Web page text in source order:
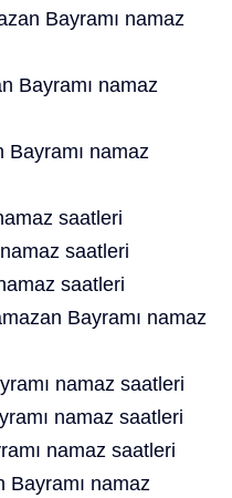
Bayramı namaz
Bayramı namaz
namaz
saatleri
saatleri
saatleri
Bayramı namaz
namaz saatleri
namaz saatleri
namaz saatleri
Bayramı namaz